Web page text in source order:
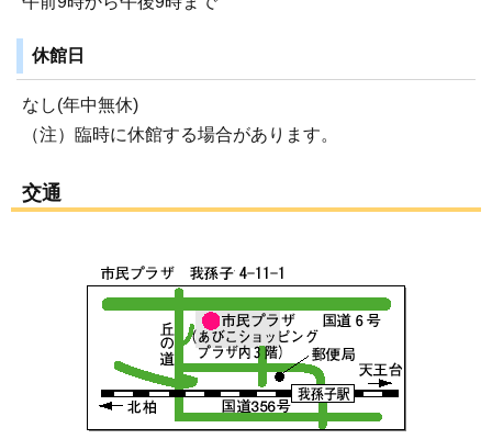
休館日
なし(年中無休)
（注）臨時に休館する場合があります。
交通